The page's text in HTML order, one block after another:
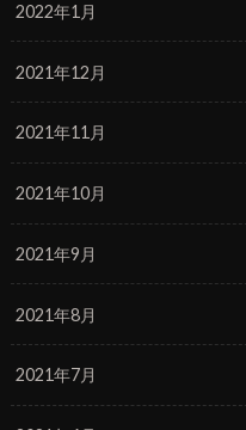
2022年1月
2021年12月
2021年11月
2021年10月
2021年9月
2021年8月
2021年7月